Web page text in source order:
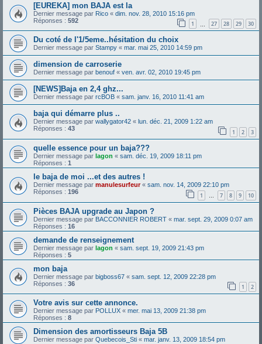
[EUREKA] mon BAJA est la
Dernier message par Rico « dim. nov. 28, 2010 15:16 pm
Réponses : 592 1 27 28 29 30
Du coté de l'1/5eme..hésitation du choix
Dernier message par Stampy « mar. mai 25, 2010 14:59 pm
dimension de carroserie
Dernier message par benouf « ven. avr. 02, 2010 19:45 pm
[NEWS]Baja en 2,4 ghz...
Dernier message par rcBOB « sam. janv. 16, 2010 11:41 am
baja qui démarre plus ..
Dernier message par wallygator42 « lun. déc. 21, 2009 1:22 am
Réponses : 43 1 2 3
quelle essence pour un baja???
Dernier message par lagon « sam. déc. 19, 2009 18:11 pm
Réponses : 1
le baja de moi ...et des autres !
Dernier message par manulesurfeur« sam. nov. 14, 2009 22:10 pm
Réponses : 196 1 … 7 8 9 10
Pièces BAJA upgrade au Japon ?
Dernier message par BACCONNIER ROBERT « mar. sept. 29, 2009 0:07 am
Réponses : 16
demande de renseignement
Dernier message par lagon « sam. sept. 19, 2009 21:43 pm
Réponses : 5
mon baja
Dernier message par bigboss67 « sam. sept. 12, 2009 22:28 pm
Réponses : 36 1 2
Votre avis sur cette annonce.
Dernier message par POLLUX « mer. mai 13, 2009 21:38 pm
Réponses : 8
Dimension des amortisseurs Baja 5B
Dernier message par Quebecois_Sti « mar. janv. 13, 2009 18:54 pm